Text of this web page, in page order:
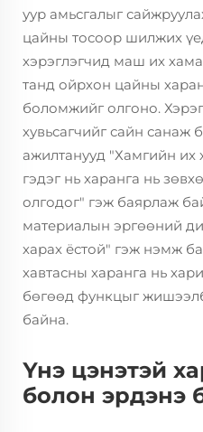
уур амьсгалыг
цайны тосоор шилжих
хэрэглэгчид маш их
танд ойрхон цайны
боломжийг олгоно.
хувьсагчийг сайн санаж
ажилтанууд "Хамгийн их
гэдэг нь харанга нь
олгодог" гэж баярлаж
материалын эргөөний
харах ёстой" гэж нэмж
хавтасны харанга нь
бөгөөд функцыг
байна.
Үнэ цэнэтэй
болон эрдэнэ